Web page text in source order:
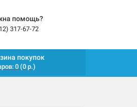
помощь?
317-67-72
покупок
0 (0 р.)